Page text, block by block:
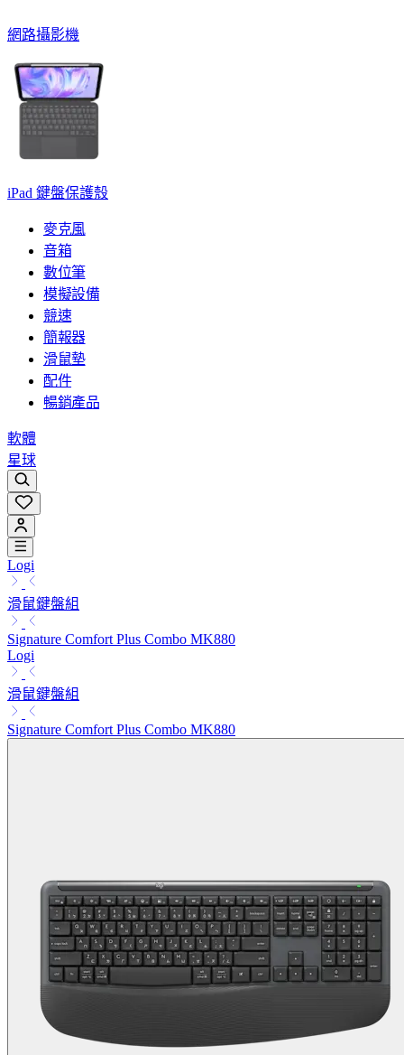
網路攝影機
iPad 鍵盤保護殼
麥克風
音箱
數位筆
模擬設備
競速
簡報器
滑鼠墊
配件
暢銷產品
軟體
星球
Logi
滑鼠鍵盤組
Signature Comfort Plus Combo MK880
Logi
滑鼠鍵盤組
Signature Comfort Plus Combo MK880